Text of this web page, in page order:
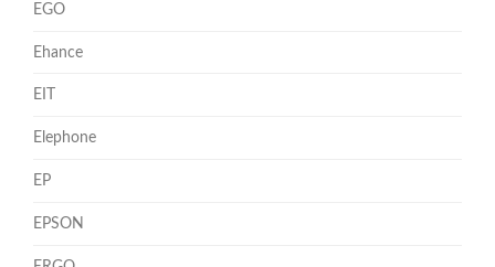
EGO
Ehance
EIT
Elephone
EP
EPSON